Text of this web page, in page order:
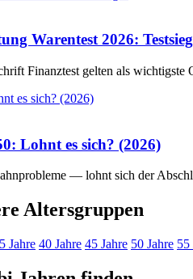
Warentest 2026:
Finanztest gelten als wichtigste
Lohnt es sich? (2026)
— lohnt sich der
Altersgruppen
Jahre 40 Jahre 45 Jahre 50 Jahre 55